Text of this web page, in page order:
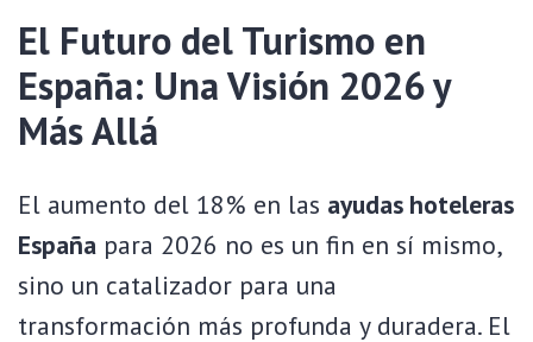
El Futuro del Turismo en
España: Una Visión 2026 y
Más Allá
El aumento del 18% en las ayudas hoteleras
España para 2026 no es un fin en sí mismo,
sino un catalizador para una
transformación más profunda y duradera. El